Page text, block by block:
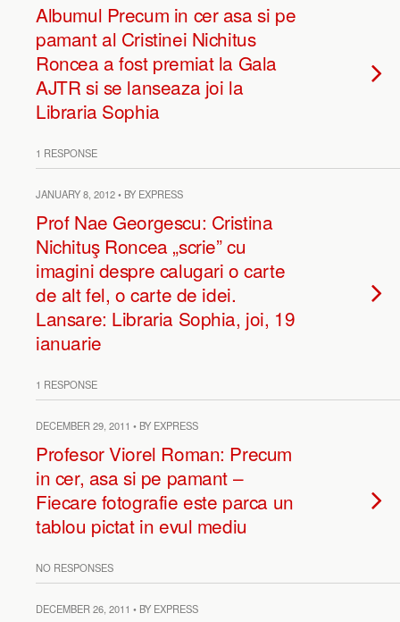
Albumul Precum in cer asa si pe
pamant al Cristinei Nichitus
Roncea a fost premiat la Gala
AJTR si se lanseaza joi la
Libraria Sophia
1 RESPONSE
JANUARY 8, 2012 • BY EXPRESS
Prof Nae Georgescu: Cristina
Nichituş Roncea „scrie” cu
imagini despre calugari o carte
de alt fel, o carte de idei.
Lansare: Libraria Sophia, joi, 19
ianuarie
1 RESPONSE
DECEMBER 29, 2011 • BY EXPRESS
Profesor Viorel Roman: Precum
in cer, asa si pe pamant –
Fiecare fotografie este parca un
tablou pictat in evul mediu
NO RESPONSES
DECEMBER 26, 2011 • BY EXPRESS